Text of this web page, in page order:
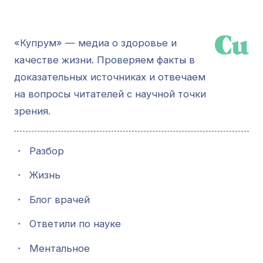
«Купрум» — медиа о здоровье и
качестве жизни. Проверяем факты в
доказательных источниках и отвечаем
на вопросы читателей с научной точки
зрения.
・ Разбор
・ Жизнь
・ Блог врачей
・ Ответили по науке
・ Ментальное